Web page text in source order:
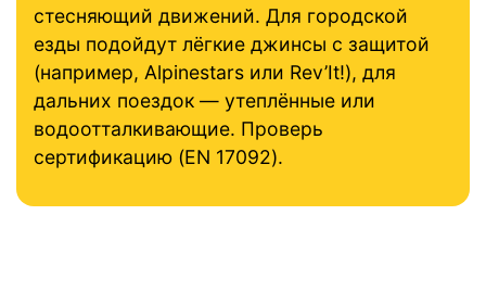
стесняющий движений. Для городской
езды подойдут лёгкие джинсы с защитой
(например, Alpinestars или Rev’It!), для
дальних поездок — утеплённые или
водоотталкивающие. Проверь
сертификацию (EN 17092).